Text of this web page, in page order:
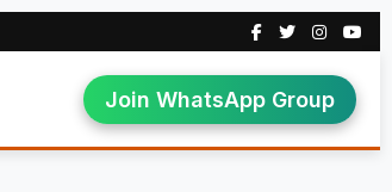
Join WhatsApp Group